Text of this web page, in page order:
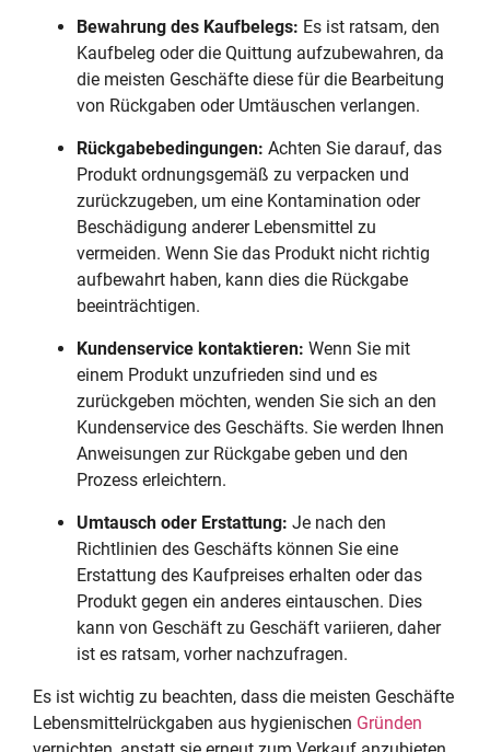
Bewahrung des Kaufbelegs: Es ist ratsam, den
Kaufbeleg oder die Quittung aufzubewahren, da
die meisten Geschäfte diese für die Bearbeitung
von Rückgaben oder Umtäuschen verlangen.
Rückgabebedingungen: Achten Sie darauf, das
Produkt ordnungsgemäß zu verpacken und
zurückzugeben, um eine Kontamination oder
Beschädigung anderer Lebensmittel zu
vermeiden. Wenn Sie das Produkt nicht richtig
aufbewahrt haben, kann dies die Rückgabe
beeinträchtigen.
Kundenservice kontaktieren: Wenn Sie mit
einem Produkt unzufrieden sind und es
zurückgeben möchten, wenden Sie sich an den
Kundenservice des Geschäfts. Sie werden Ihnen
Anweisungen zur Rückgabe geben und den
Prozess erleichtern.
Umtausch oder Erstattung: Je nach den
Richtlinien des Geschäfts können Sie eine
Erstattung des Kaufpreises erhalten oder das
Produkt gegen ein anderes eintauschen. Dies
kann von Geschäft zu Geschäft variieren, daher
ist es ratsam, vorher nachzufragen.
Es ist wichtig zu beachten, dass die meisten Geschäfte
Lebensmittelrückgaben aus hygienischen Gründen